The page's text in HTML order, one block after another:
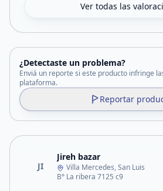
Ver todas las
¿Detectaste un problema?
Enviá un reporte si este producto infringe
plataforma.
Reportar
JI
Jireh bazar
Villa Mercedes, San Luis
B° La ribera 7125 c9